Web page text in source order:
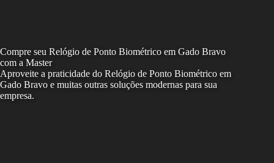
Compre seu Relógio de Ponto Biométrico em Gado Bravo
com a Master
Aproveite a praticidade do Relógio de Ponto Biométrico em
Gado Bravo e muitas outras soluções modernas para sua
empresa.